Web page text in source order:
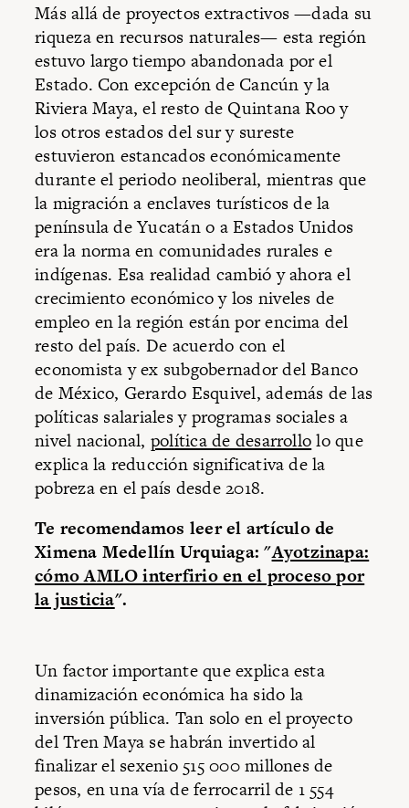
Más allá de proyectos extractivos —dada su
riqueza en recursos naturales— esta región
estuvo largo tiempo abandonada por el
Estado. Con excepción de Cancún y la
Riviera Maya, el resto de Quintana Roo y
los otros estados del sur y sureste
estuvieron estancados económicamente
durante el periodo neoliberal, mientras que
la migración a enclaves turísticos de la
península de Yucatán o a Estados Unidos
era la norma en comunidades rurales e
indígenas. Esa realidad cambió y ahora el
crecimiento económico y los niveles de
empleo en la región están por encima del
resto del país. De acuerdo con el
economista y ex subgobernador del Banco
de México, Gerardo Esquivel, además de las
políticas salariales y programas sociales a
nivel nacional, política de desarrollolo que
explica la reducción significativa de la
pobreza en el país desde 2018.
Te recomendamos leer el artículo de
Ximena Medellín Urquiaga: "Ayotzinapa:
cómo AMLO interfirio en el proceso por
la justicia".
Un factor importante que explica esta
dinamización económica ha sido la
inversión pública. Tan solo en el proyecto
del Tren Maya se habrán invertido al
finalizar el sexenio 515 000 millones de
pesos, en una vía de ferrocarril de 1 554